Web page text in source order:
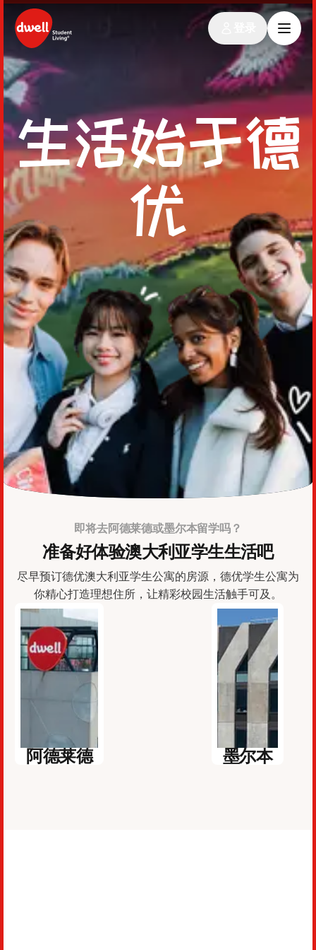
生活始于德
优
即将去阿德莱德或墨尔本留学吗？
准备好体验澳大利亚学生生活吧
尽早预订德优澳大利亚学生公寓的房源，德优学生公寓为
你精心打造理想住所，让精彩校园生活触手可及。
阿德莱德 墨尔本